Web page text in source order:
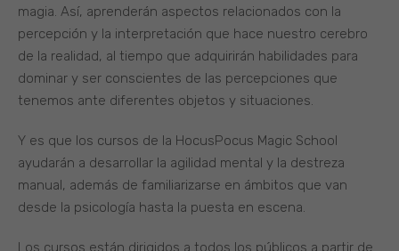
magia. Así, aprenderán aspectos relacionados con la
percepción y la interpretación que hace nuestro cerebro
de la realidad, al tiempo que adquirirán habilidades para
dominar y ser conscientes de las percepciones que
tenemos ante diferentes objetos y situaciones.
Y es que los cursos de la HocusPocus Magic School
ayudarán a desarrollar la agilidad mental y la destreza
manual, además de familiarizarse en ámbitos que van
desde la psicología hasta la puesta en escena.
Los cursos están dirigidos a todos los públicos a partir de